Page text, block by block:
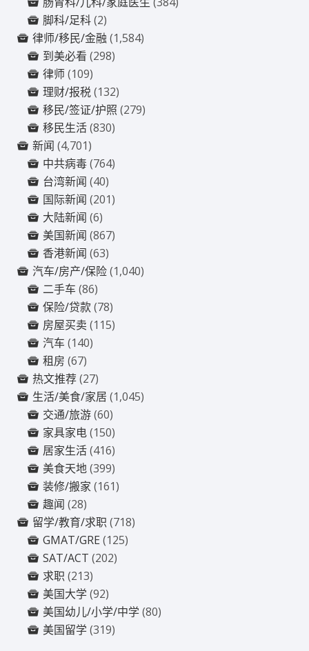
脚科/足科(2)
律师/移民/金融 (1,584)
到美必看 (298)
律师(109)
理财/报税(132)
移民/签证/护照 (279)
移民生活(830)
新闻 (4,701)
中共病毒(764)
台湾新闻 (40)
国际新闻 (201)
大陆新闻 (6)
美国新闻 (867)
香港新闻 (63)
汽车/房产/保险(1,040)
二手车 (86)
保险/贷款(78)
房屋买卖 (115)
汽车 (140)
租房 (67)
热文推荐(27)
生活/美食/家居 (1,045)
交通/旅游(60)
家具家电(150)
居家生活(416)
美食天地(399)
装修/搬家 (161)
趣闻 (28)
留学/教育/求职 (718)
GMAT/GRE (125)
SAT/ACT (202)
求职 (213)
美国大学(92)
美国幼儿/小学/中学(80)
美国留学(319)